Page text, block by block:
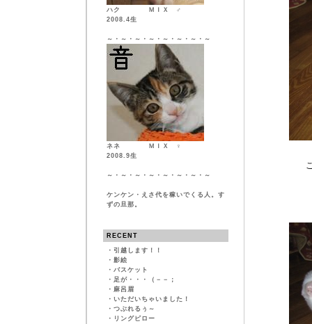
ハク ＭＩＸ ♂
2008.4生
～・～・～・～・～・～・～・～
ネネ ＭＩＸ ♀
2008.9生
～・～・～・～・～・～・～・～
ケンケン・えさ代を稼いでくる人。す
ずの旦那。
RECENT
・ 引越します！！
・ 影絵
・ バスケット
・ 足が・・・（－－；
・ 麻呂眉
・ いただいちゃいました！
・ つぶれるぅ～
・ リングピロー
ごそご